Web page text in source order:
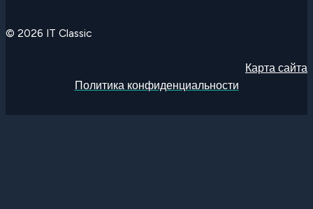
© 2026 IT Classic
Карта сайта
Политика конфиденциальности